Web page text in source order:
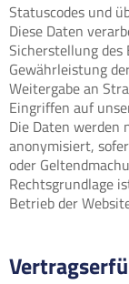
Statuscodes und
Diese Daten
Sicherstellung
Gewährleistung
Weitergabe an
Eingriffen auf
Die Daten werden
anonymisiert,
oder
Rechtsgrundlage
Betrieb der